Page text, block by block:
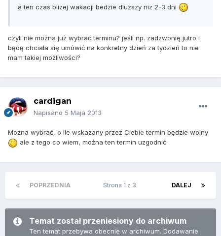
a ten czas blizej wakacji bedzie dluzszy niz 2-3 dni
czyli nie można już wybrać terminu? jeśli np. zadzwonię jutro i
będę chciała się umówić na konkretny dzień za tydzień to nie
mam takiej możliwości?
cardigan
Napisano 5 Maja 2013
Można wybrać, o ile wskazany przez Ciebie termin będzie wolny
ale z tego co wiem, można ten termin uzgodnić.
POPRZEDNIA DALEJ
Strona 1 z 3
Temat został przeniesiony do archiwum
Ten temat przebywa obecnie w archiwum. Dodawanie